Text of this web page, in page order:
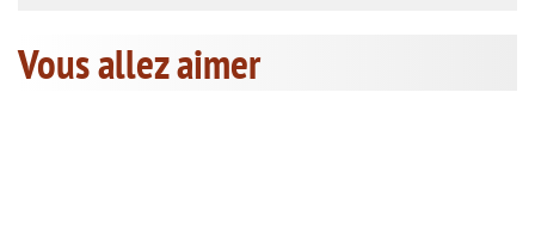
Vous allez aimer